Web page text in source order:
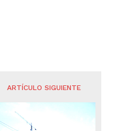
ARTÍCULO SIGUIENTE